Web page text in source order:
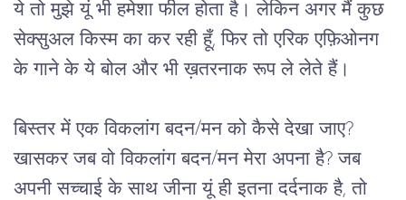
ये तो मुझे यूं भी हमेशा फील होता है। लेकिन अगर मैं कुछ
सेक्सुअल किस्म का कर रही हूँ, फिर तो एरिक एफ़िओनग
के गाने के ये बोल और भी ख़तरनाक रूप ले लेते हैं।
बिस्तर में एक विकलांग बदन/मन को कैसे देखा जाए?
खासकर जब वो विकलांग बदन/मन मेरा अपना है? जब
अपनी सच्चाई के साथ जीना यूं ही इतना दर्दनाक है, तो